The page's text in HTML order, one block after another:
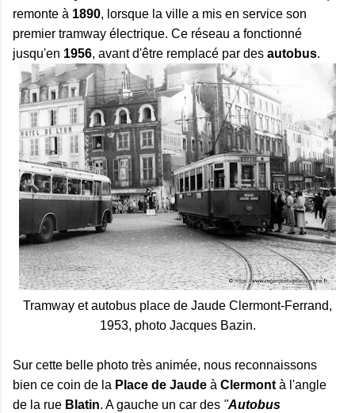
remonte à 1890, lorsque la ville a mis en service son
premier tramway électrique. Ce réseau a fonctionné
jusqu'en 1956, avant d'être remplacé par des autobus.
Tramway et autobus place de Jaude Clermont-Ferrand,
1953, photo Jacques Bazin.
Sur cette belle photo très animée, nous reconnaissons
bien ce coin de la Place de Jaude à Clermontà l'angle
de la rue Blatin. A gauche un car des "Autobus